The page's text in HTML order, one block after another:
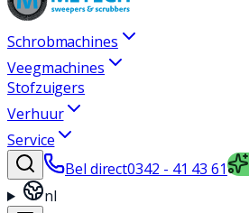
Schrobmachines
Veegmachines
Stofzuigers
Verhuur
Service
Bel direct0342 - 41 43 61
nl